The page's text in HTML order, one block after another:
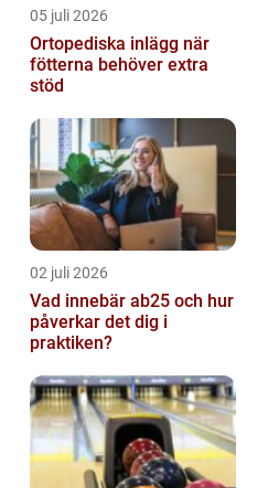
05 juli 2026
Ortopediska inlägg när
fötterna behöver extra
stöd
02 juli 2026
Vad innebär ab25 och hur
påverkar det dig i
praktiken?